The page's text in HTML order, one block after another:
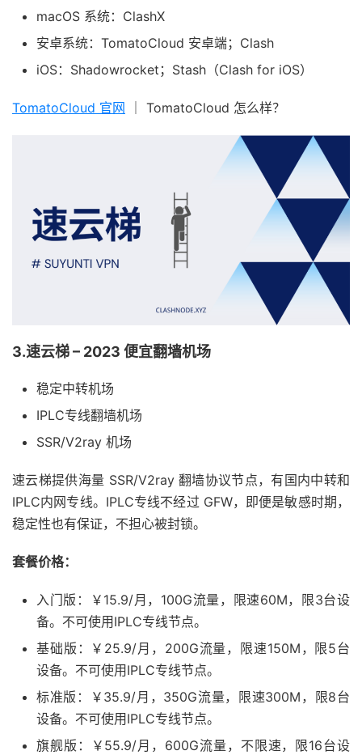
macOS 系统：ClashX
安卓系统：TomatoCloud 安卓端；Clash
iOS：Shadowrocket；Stash（Clash for iOS）
TomatoCloud 官网 ｜ TomatoCloud 怎么样？
3.速云梯 – 2023 便宜翻墙机场
稳定中转机场
IPLC专线翻墙机场
SSR/V2ray 机场
速云梯提供海量 SSR/V2ray 翻墙协议节点，有国内中转和
IPLC内网专线。IPLC专线不经过 GFW，即便是敏感时期，
稳定性也有保证，不担心被封锁。
套餐价格：
入门版：￥15.9/月，100G流量，限速60M，限3台设
备。不可使用IPLC专线节点。
基础版：￥25.9/月，200G流量，限速150M，限5台
设备。不可使用IPLC专线节点。
标准版：￥35.9/月，350G流量，限速300M，限8台
设备。不可使用IPLC专线节点。
旗舰版：￥55.9/月，600G流量，不限速，限16台设